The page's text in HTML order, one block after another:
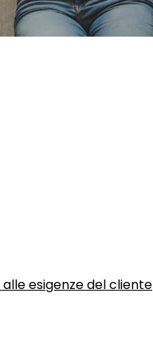
esigenze del cliente